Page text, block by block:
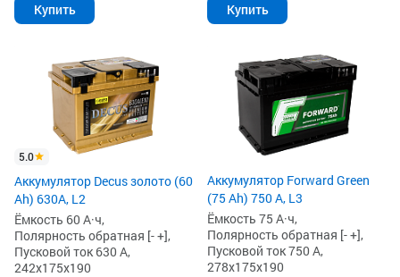
Купить Купить
5.0
Аккумулятор Decus золото (60
Ah) 630A, L2
Ёмкость 60 А·ч,
Полярность обратная [- +],
Пусковой ток 630 А,
242x175x190
Аккумулятор Forward Green
(75 Ah) 750 А, L3
Ёмкость 75 А·ч,
Полярность обратная [- +],
Пусковой ток 750 А,
278x175x190